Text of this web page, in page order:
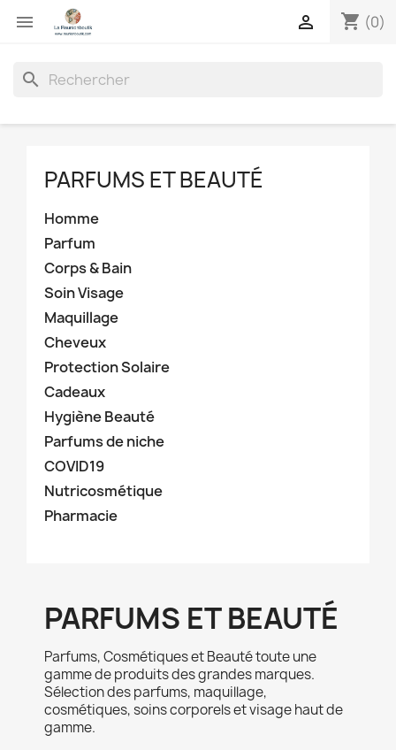
 shopping_cart (0)

search
PARFUMS ET BEAUTÉ
Homme
Parfum
Corps & Bain
Soin Visage
Maquillage
Cheveux
Protection Solaire
Cadeaux
Hygiène Beauté
Parfums de niche
COVID19
Nutricosmétique
Pharmacie
PARFUMS ET BEAUTÉ
Parfums, Cosmétiques et Beauté toute une
gamme de produits des grandes marques.
Sélection des parfums, maquillage,
cosmétiques, soins corporels et visage haut de
gamme.